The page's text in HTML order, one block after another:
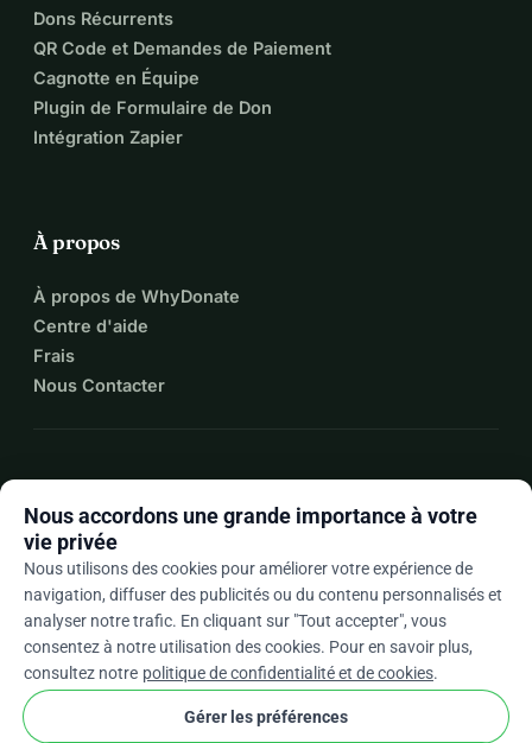
Dons Récurrents
QR Code et Demandes de Paiement
Cagnotte en Équipe
Plugin de Formulaire de Don
Intégration Zapier
À propos
À propos de WhyDonate
Centre d'aide
Frais
Nous Contacter
Fr arrow_drop_down
★★★★★4,9 / 5 sur la base de 500+ avis
Nous accordons une grande importance à votre
vie privée
Nous utilisons des cookies pour améliorer votre expérience de
navigation, diffuser des publicités ou du contenu personnalisés et
analyser notre trafic. En cliquant sur "Tout accepter", vous
consentez à notre utilisation des cookies. Pour en savoir plus,
consultez notre politique de confidentialité et de cookies.
Gérer les préférences